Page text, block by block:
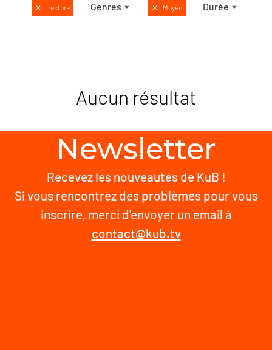
✕ Lecture Genres ✕ Moyen Durée
Aucun résultat
Newsletter
Recevez les nouveautés de KuB !
Si vous rencontrez des problèmes pour vous
inscrire, merci d'envoyer un email à
contact@kub.tv